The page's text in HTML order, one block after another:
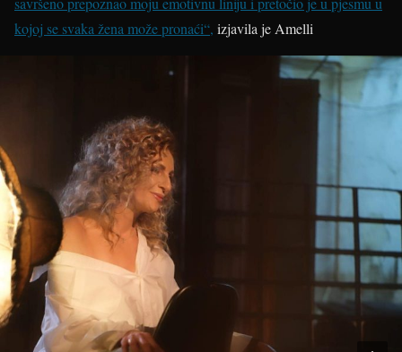
kojoj se svaka žena može pronaći“, izjavila je Amelli